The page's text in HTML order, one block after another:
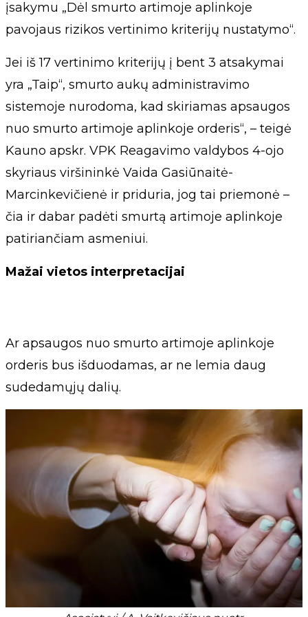
įsakymu „Dėl smurto artimoje aplinkoje
pavojaus rizikos vertinimo kriterijų nustatymo“.
Jei iš 17 vertinimo kriterijų į bent 3 atsakymai
yra „Taip“, smurto aukų administravimo
sistemoje nurodoma, kad skiriamas apsaugos
nuo smurto artimoje aplinkoje orderis“, – teigė
Kauno apskr. VPK Reagavimo valdybos 4-ojo
skyriaus viršininkė Vaida Gasiūnaitė-
Marcinkevičienė ir priduria, jog tai priemonė –
čia ir dabar padėti smurtą artimoje aplinkoje
patiriančiam asmeniui.
Mažai vietos interpretacijai
Ar apsaugos nuo smurto artimoje aplinkoje
orderis bus išduodamas, ar ne lemia daug
sudedamųjų dalių.